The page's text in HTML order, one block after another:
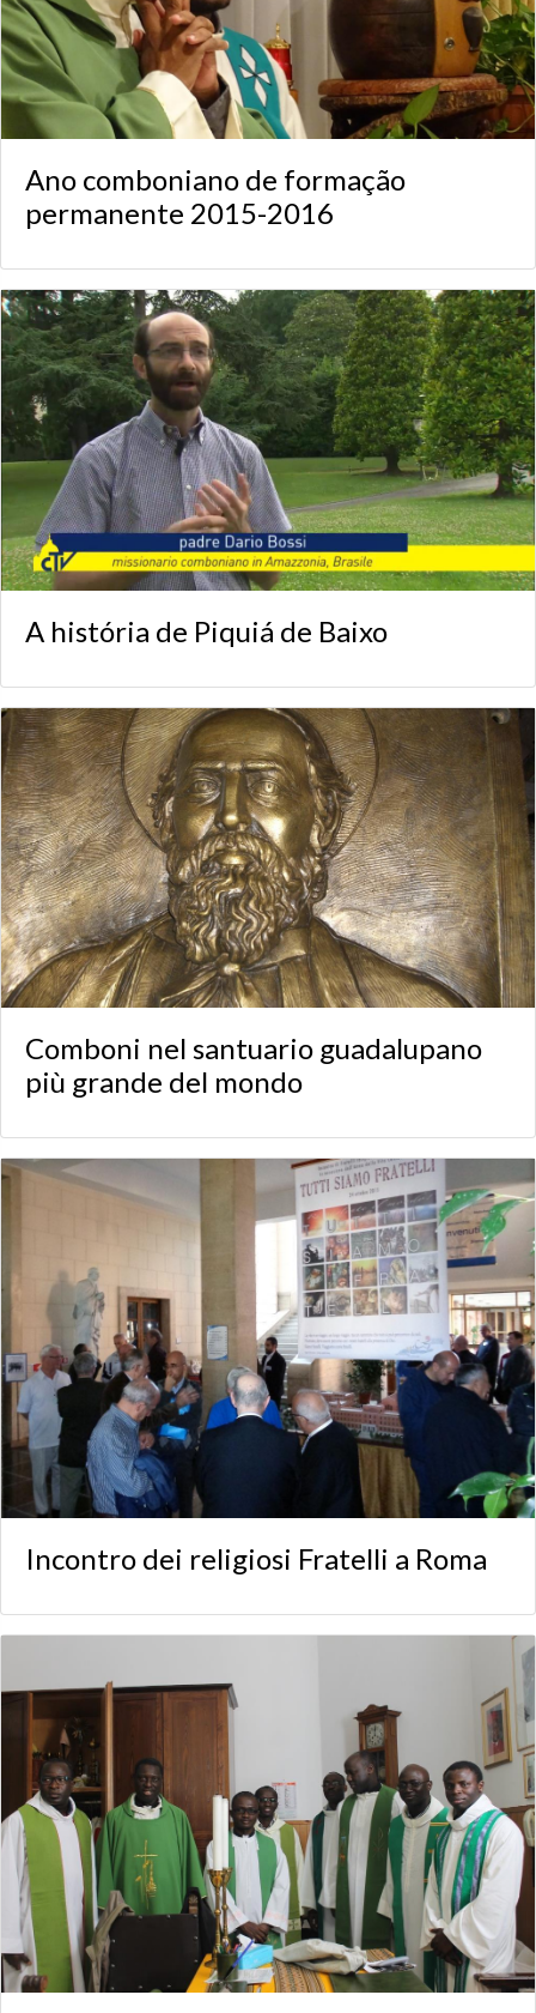
Ano comboniano de formação
permanente 2015-2016
A história de Piquiá de Baixo
Comboni nel santuario guadalupano
più grande del mondo
Incontro dei religiosi Fratelli a Roma